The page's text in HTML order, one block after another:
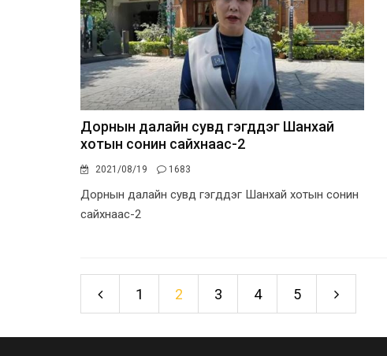
Дорнын далайн сувд гэгддэг Шанхай
хотын сонин сайхнаас-2
2021/08/19 1683
Дорнын далайн сувд гэгддэг Шанхай хотын сонин
сайхнаас-2
1 2 3 4 5